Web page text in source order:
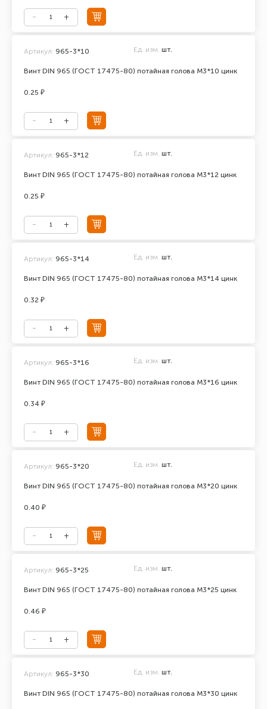
Винт DIN 965 (ГОСТ 17475-80) потайная голова М3*10 цинк
Артикул: 965-3*10 Ед. изм. шт.
0.25 ₽
Винт DIN 965 (ГОСТ 17475-80) потайная голова М3*12 цинк
Артикул: 965-3*12 Ед. изм. шт.
0.25 ₽
Винт DIN 965 (ГОСТ 17475-80) потайная голова М3*14 цинк
Артикул: 965-3*14 Ед. изм. шт.
0.32 ₽
Винт DIN 965 (ГОСТ 17475-80) потайная голова М3*16 цинк
Артикул: 965-3*16 Ед. изм. шт.
0.34 ₽
Винт DIN 965 (ГОСТ 17475-80) потайная голова М3*20 цинк
Артикул: 965-3*20 Ед. изм. шт.
0.40 ₽
Винт DIN 965 (ГОСТ 17475-80) потайная голова М3*25 цинк
Артикул: 965-3*25 Ед. изм. шт.
0.46 ₽
Винт DIN 965 (ГОСТ 17475-80) потайная голова М3*30 цинк
Артикул: 965-3*30 Ед. изм. шт.